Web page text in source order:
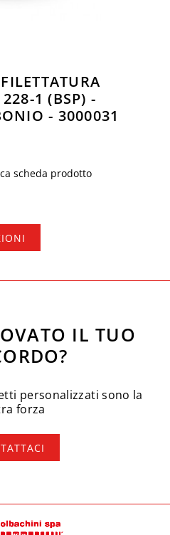
1 (BSP) -
- 3000031
scheda prodotto
IL TUO
personalizzati sono la
forza